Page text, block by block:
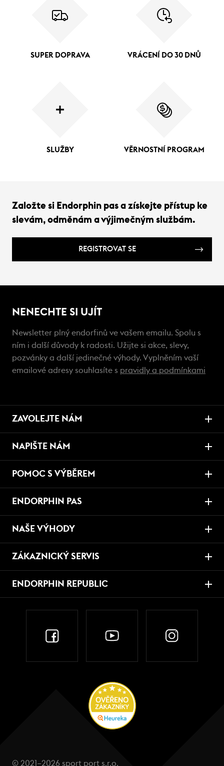
SUPER DOPRAVA VRÁCENÍ DO 30 DNŮ
SLUŽBY VĚRNOSTNÍ PROGRAM
Založte si Endorphin pas a získejte přístup ke
slevám, odměnám a výjimečným službám.
REGISTROVAT SE
NENECHTE SI UJÍT
Newsletter plný endorfinů ve vašem emailu. Spolu s
ním i další důvody k radosti. Užijte si akce, slevy,
pozvánky a další jedinečné výhody. Vyplněním vaší
emailové adresy souhlasíte s pravidly a podmínkami
ZAVOLEJTE NÁM
NAPIŠTE NÁM
POMOC S VÝBĚREM
ENDORPHIN PAS
NAŠE VÝHODY
ZÁKAZNICKÝ SERVIS
ENDORPHIN REPUBLIC
© 2021–2026 sport port s.r.o.